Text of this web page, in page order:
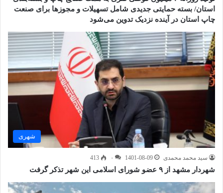
استان/ بسته حمایتی جدیدی شامل تسهیلات و مجوزها برای صنعت
چاپ استان در آینده نزدیک تدوین می‌شود
شهری
سید محمد محمدی 1401-08-09 ۰ 413
شهردار مشهد از ۹ عضو شورای اسلامی این شهر تذکر گرفت